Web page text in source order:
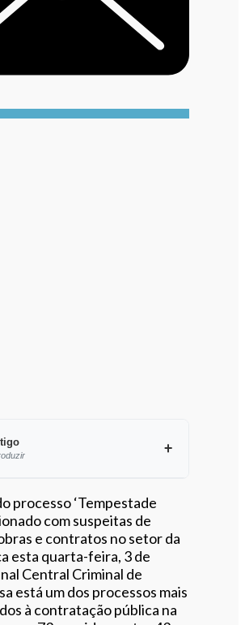
0:00/4:08
processo ‘Tempestade
com suspeitas de
e contratos no setor da
esta quarta-feira, 3 de
Central Criminal de
está um dos processos mais
à contratação pública na